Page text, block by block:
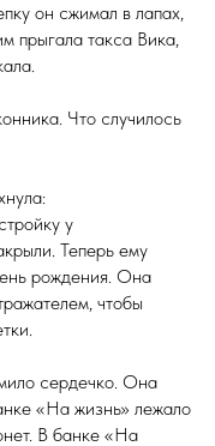
он сжимал в лапах,
прыгала такса Вика,
Что случилось
у
Теперь ему
рождения. Она
чтобы
сердечко. Она
«На жизнь» лежало
В банке «На